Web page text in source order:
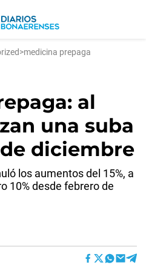
>medicina prepaga
al
una suba
diciembre
los aumentos del 15%, a
10% desde febrero de